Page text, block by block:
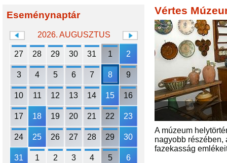
Eseménynaptár
2026. AUGUSZTUS
27 28 29 30 31 1 2
3 4 5 6 7 8 9
10 11 12 13 14 15 16
17 18 19 20 21 22 23
24 25 26 27 28 29 30
31 1 2 3 4 5 6
Vértes
A múzeum
nagyobb részében,
fazekasság